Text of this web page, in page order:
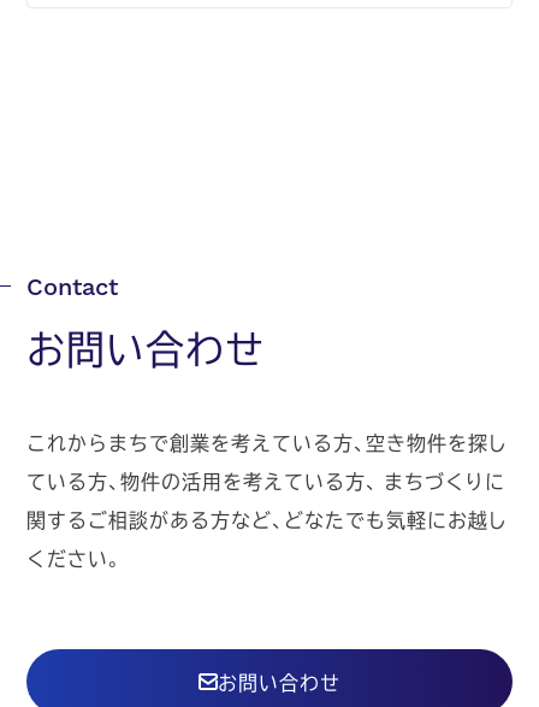
お問い合わせ
これからまちで創業を考えている方、空き物件を探し
ている方、物件の活用を考えている方、 まちづくりに
関するご相談がある方など、どなたでも気軽にお越し
ください。
お問い合わせ